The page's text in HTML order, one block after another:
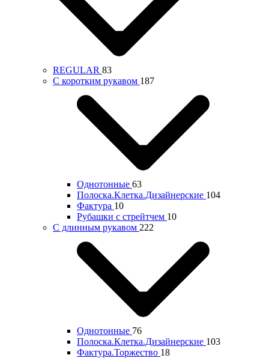
REGULAR 83
С коротким рукавом 187
Однотонные 63
Полоска.Клетка.Дизайнерские 104
Фактура 10
Рубашки с стрейтчем 10
С длинным рукавом 222
Однотонные 76
Полоска.Клетка.Дизайнерские 103
Фактура.Торжество 18